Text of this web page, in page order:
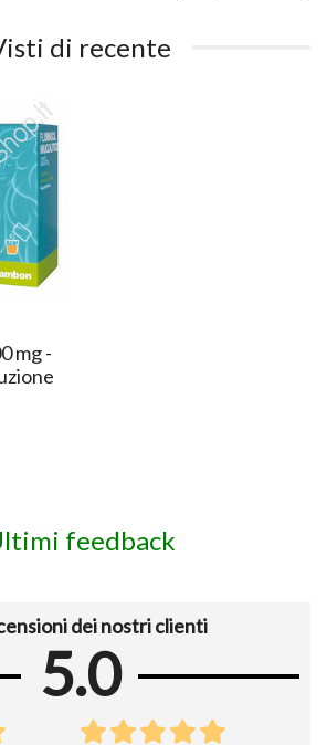
di recente
mg -
feedback
dei nostri clienti
5.0